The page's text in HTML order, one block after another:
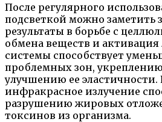
После регулярного
подсветкой можно заметить
результаты в борьбе с
обмена веществ и
системы способствует
проблемных зон,
улучшению ее эластичности.
инфракрасное излучение
разрушению жировых
токсинов из организма.